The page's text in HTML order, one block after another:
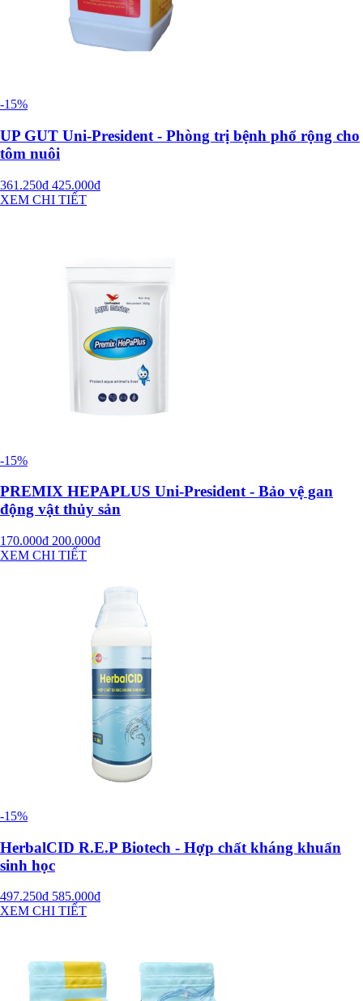
-15%
UP GUT Uni-President - Phòng trị bệnh phổ rộng cho
tôm nuôi
361.250đ 425.000đ
XEM CHI TIẾT
-15%
PREMIX HEPAPLUS Uni-President - Bảo vệ gan
động vật thủy sản
170.000đ 200.000đ
XEM CHI TIẾT
-15%
HerbalCID R.E.P Biotech - Hợp chất kháng khuẩn
sinh học
497.250đ 585.000đ
XEM CHI TIẾT